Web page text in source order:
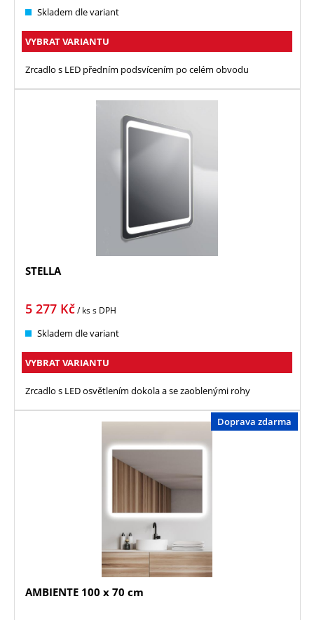
Skladem dle variant
VYBRAT VARIANTU
Zrcadlo s LED předním podsvícením po celém obvodu
STELLA
5 277 Kč/ kss DPH
Skladem dle variant
VYBRAT VARIANTU
Zrcadlo s LED osvětlením dokola a se zaoblenými rohy
Doprava zdarma
AMBIENTE 100 x 70 cm